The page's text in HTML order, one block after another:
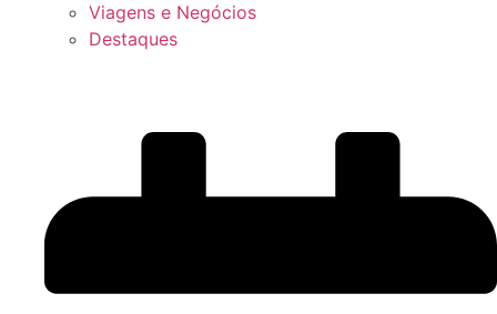
Viagens e Negócios
Destaques